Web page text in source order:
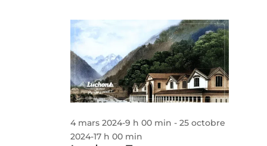
4 mars 2024-9 h 00 min -25 octobre
2024-17 h 00 min